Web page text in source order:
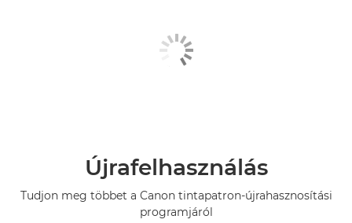
Újrafelhasználás
Tudjon meg többet a Canon tintapatron-újrahasznosítási
programjáról